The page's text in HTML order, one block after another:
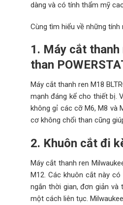
dàng và có tính thẩm mỹ
Cùng tìm hiểu về những
1. Máy cắt
than
Máy cắt thanh ren M18
mạnh đáng kể cho thiết bị.
không gỉ các cỡ M6, M8 và
cơ không chổi than cũng
2. Khuôn cắt đi
Máy cắt thanh ren
M12. Các khuôn cắt này
ngắn thời gian, đơn giản
một cách liên tục.